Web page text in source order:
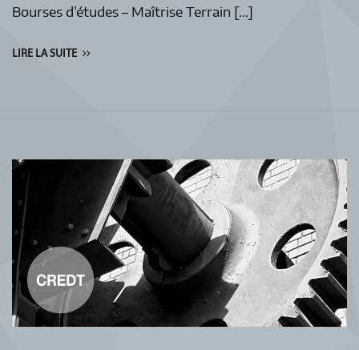
Bourses d’études – Maîtrise Terrain […]
LIRE LA SUITE